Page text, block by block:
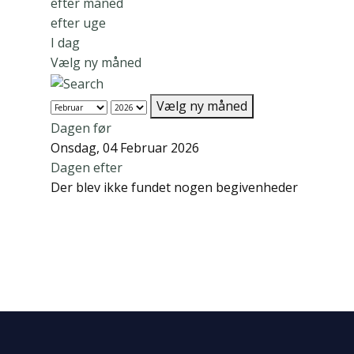
efter uge
I dag
Vælg ny måned
Vælg ny måned
Dagen før
Onsdag, 04 Februar 2026
Dagen efter
Der blev ikke fundet nogen begivenheder